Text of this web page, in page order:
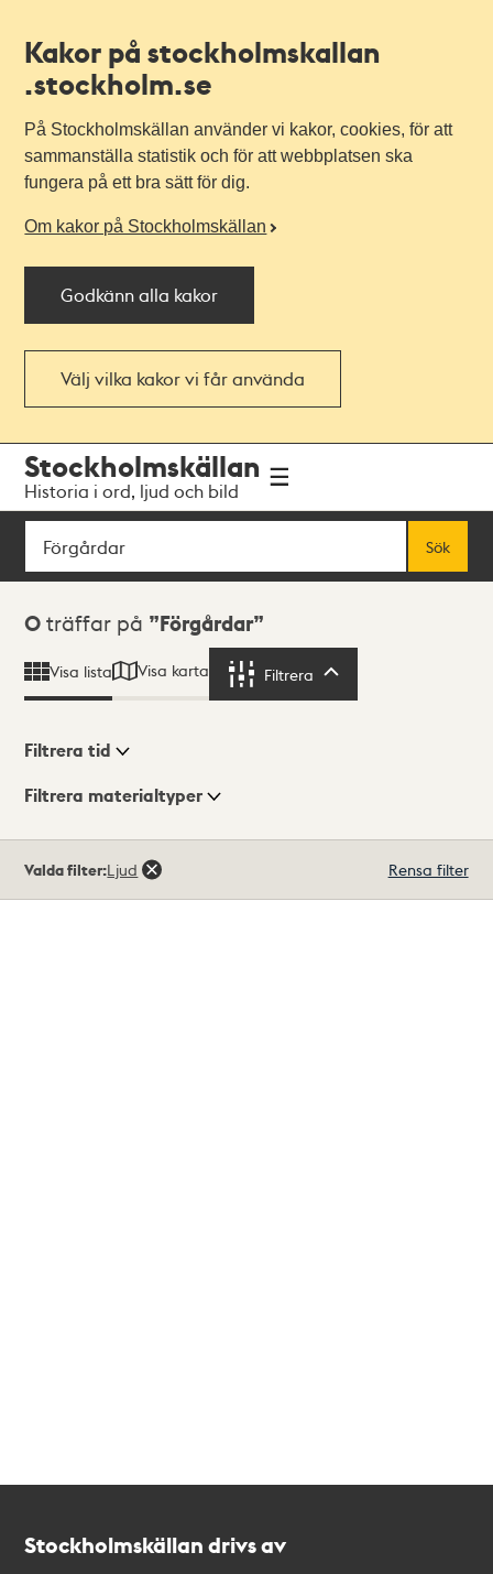
Kakor på stockholmskallan
.stockholm.se
På Stockholmskällan använder vi kakor, cookies, för att
sammanställa statistik och för att webbplatsen ska
fungera på ett bra sätt för dig.
Om kakor på Stockholmskällan
Godkänn alla kakor
Välj vilka kakor vi får använda
navigationen
huvudinnehållet
Stockholmskällan
Historia i ord, ljud och bild
Sök
Sök
Sökresultat
0 träffar på Förgårdar
Visa lista Visa karta Filtrera
Visningsläge
Filtrera tid
Filtrera materialtyper
träffar
Valda filter:Ljud Rensa filter
Stockholmskällan drivs av